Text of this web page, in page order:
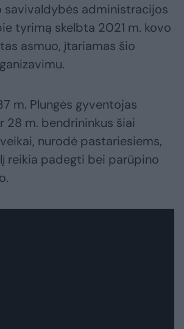
savivaldybės administracijos
tyrimą skelbta 2021 m. kovo
asmuo, įtariamas šio
m. Plungės gyventojas
28 m. bendrininkus šiai
nurodė pastariesiems,
reikia padegti bei parūpino